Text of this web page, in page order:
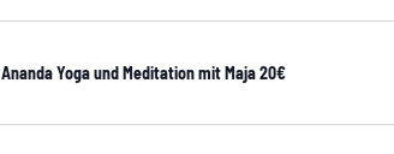
Ananda Yoga und Meditation mit Maja 20€